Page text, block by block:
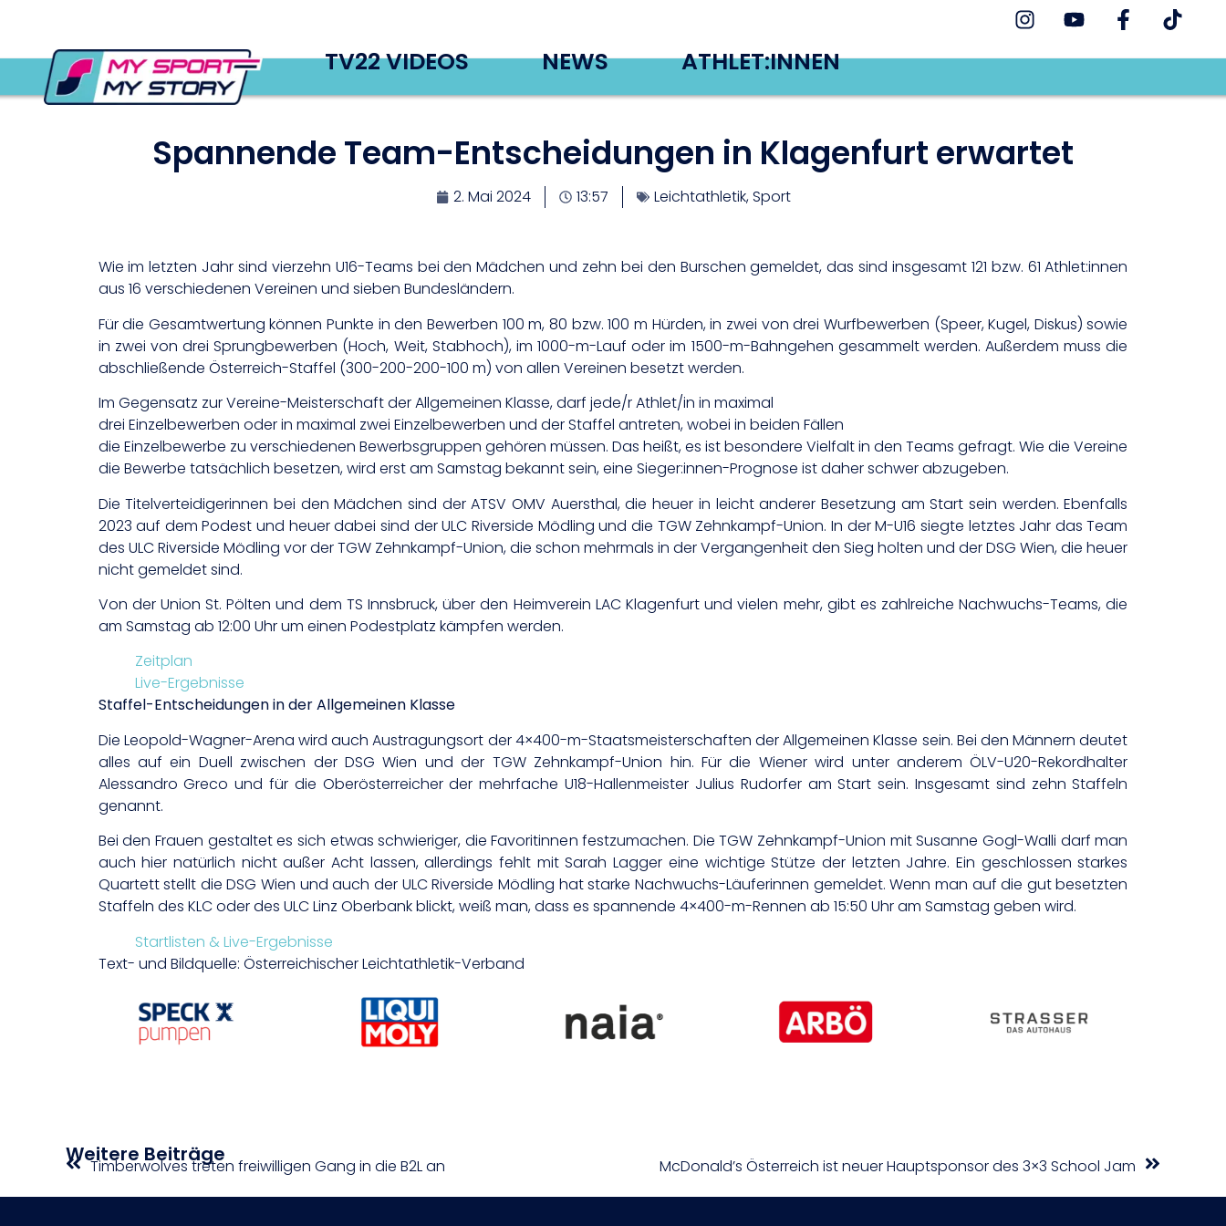
TV22 VIDEOS NEWS ATHLET:INNEN
Spannende Team-Entscheidungen in Klagenfurt erwartet
2. Mai 2024 13:57 Leichtathletik,Sport
Wie im letzten Jahr sind vierzehn U16-Teams bei den Mädchen und zehn bei den Burschen gemeldet, das sind insgesamt 121 bzw. 61 Athlet:innen
aus 16 verschiedenen Vereinen und sieben Bundesländern.
Für die Gesamtwertung können Punkte in den Bewerben 100 m, 80 bzw. 100 m Hürden, in zwei von drei Wurfbewerben (Speer, Kugel, Diskus) sowie
in zwei von drei Sprungbewerben (Hoch, Weit, Stabhoch), im 1000-m-Lauf oder im 1500-m-Bahngehen gesammelt werden. Außerdem muss die
abschließende Österreich-Staffel (300-200-200-100 m) von allen Vereinen besetzt werden.
Im Gegensatz zur Vereine-Meisterschaft der Allgemeinen Klasse, darf jede/r Athlet/in in maximal
drei Einzelbewerben oder in maximal zwei Einzelbewerben und der Staffel antreten, wobei in beiden Fällen
die Einzelbewerbe zu verschiedenen Bewerbsgruppen gehören müssen. Das heißt, es ist besondere Vielfalt in den Teams gefragt. Wie die Vereine
die Bewerbe tatsächlich besetzen, wird erst am Samstag bekannt sein, eine Sieger:innen-Prognose ist daher schwer abzugeben.
Die Titelverteidigerinnen bei den Mädchen sind der ATSV OMV Auersthal, die heuer in leicht anderer Besetzung am Start sein werden. Ebenfalls
2023 auf dem Podest und heuer dabei sind der ULC Riverside Mödling und die TGW Zehnkampf-Union. In der M-U16 siegte letztes Jahr das Team
des ULC Riverside Mödling vor der TGW Zehnkampf-Union, die schon mehrmals in der Vergangenheit den Sieg holten und der DSG Wien, die heuer
nicht gemeldet sind.
Von der Union St. Pölten und dem TS Innsbruck, über den Heimverein LAC Klagenfurt und vielen mehr, gibt es zahlreiche Nachwuchs-Teams, die
am Samstag ab 12:00 Uhr um einen Podestplatz kämpfen werden.
Zeitplan
Live-Ergebnisse
Staffel-Entscheidungen in der Allgemeinen Klasse
Die Leopold-Wagner-Arena wird auch Austragungsort der 4×400-m-Staatsmeisterschaften der Allgemeinen Klasse sein. Bei den Männern deutet
alles auf ein Duell zwischen der DSG Wien und der TGW Zehnkampf-Union hin. Für die Wiener wird unter anderem ÖLV-U20-Rekordhalter
Alessandro Greco und für die Oberösterreicher der mehrfache U18-Hallenmeister Julius Rudorfer am Start sein. Insgesamt sind zehn Staffeln
genannt.
Bei den Frauen gestaltet es sich etwas schwieriger, die Favoritinnen festzumachen. Die TGW Zehnkampf-Union mit Susanne Gogl-Walli darf man
auch hier natürlich nicht außer Acht lassen, allerdings fehlt mit Sarah Lagger eine wichtige Stütze der letzten Jahre. Ein geschlossen starkes
Quartett stellt die DSG Wien und auch der ULC Riverside Mödling hat starke Nachwuchs-Läuferinnen gemeldet. Wenn man auf die gut besetzten
Staffeln des KLC oder des ULC Linz Oberbank blickt, weiß man, dass es spannende 4×400-m-Rennen ab 15:50 Uhr am Samstag geben wird.
Startlisten & Live-Ergebnisse
Text- und Bildquelle: Österreichischer Leichtathletik-Verband
Weitere Beiträge
Timberwolves treten freiwilligen Gang in die B2L an McDonald’s Österreich ist neuer Hauptsponsor des 3×3 School Jam